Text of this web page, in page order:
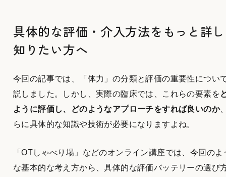
具体的な評価・介入方法をもっと詳
知りたい方へ
今回の記事では、「体力」の分類と評価の重要性につい
説しました。しかし、実際の臨床では、これらの要素を
ように評価し、どのようなアプローチをすれば良いのか
らに具体的な知識や技術が必要になりますよね。
「OTしゃべり場」などのオンライン講座では、今回のよ
な基本的な考え方から、具体的な評価バッテリーの選び